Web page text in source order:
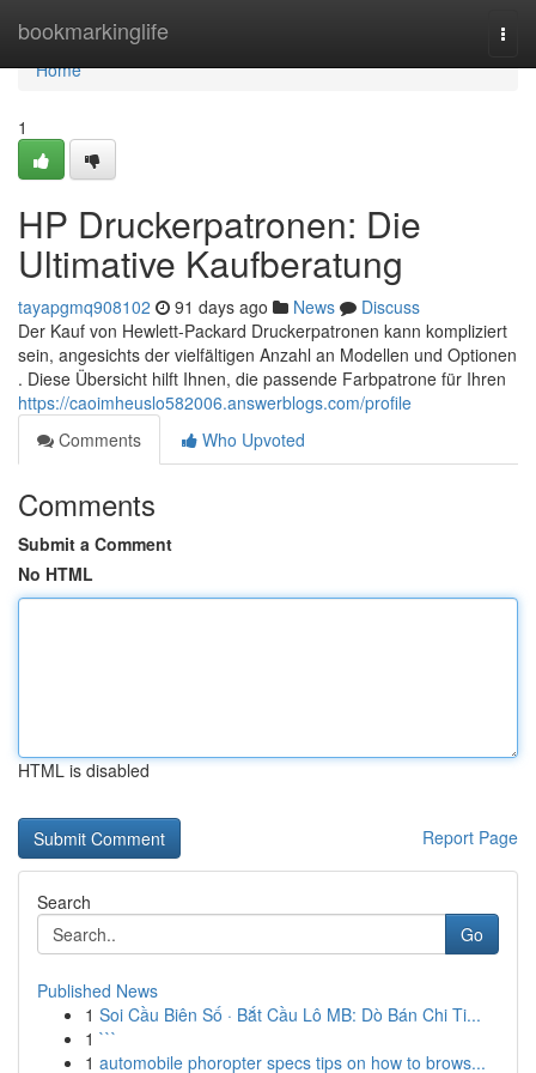
bookmarkinglife
Home
Home
1
HP Druckerpatronen: Die
Ultimative Kaufberatung
tayapgmq908102 91 days ago News
Discuss
Der Kauf von Hewlett-Packard Druckerpatronen kann kompliziert
sein, angesichts der vielfältigen Anzahl an Modellen und Optionen
. Diese Übersicht hilft Ihnen, die passende Farbpatrone für Ihren
https://caoimheuslo582006.answerblogs.com/profile
Comments
Who Upvoted
Comments
Submit a Comment
No HTML
HTML is disabled
Report Page
Search
Go
Published News
1 Soi Cầu Biên Số · Bắt Cầu Lô MB: Dò Bán Chi Ti...
1 ```
1 automobile phoropter specs tips on how to brows...